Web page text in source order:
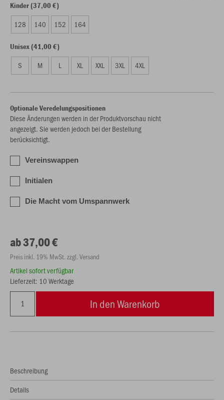
Kinder (37,00 €)
128 140 152 164
Unisex (41,00 €)
S M L XL XXL 3XL 4XL
Optionale Veredelungspositionen
Diese Änderungen werden in der Produktvorschau nicht
angezeigt. Sie werden jedoch bei der Bestellung
berücksichtigt.
Vereinswappen
Initialen
Die Macht vom Umspannwerk
ab 37,00 €
Preis inkl. 19% MwSt. zzgl. Versand
Artikel sofort verfügbar
Lieferzeit: 10 Werktage
In den Warenkorb
Beschreibung
Details